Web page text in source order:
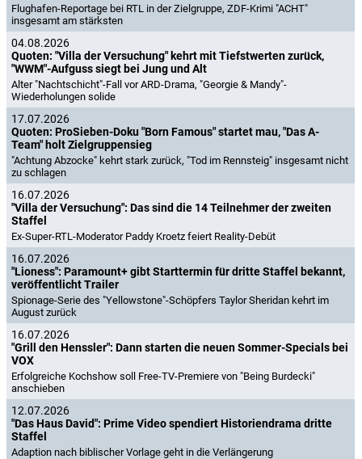
Flughafen-Reportage bei RTL in der Zielgruppe, ZDF-Krimi "ACHT"
insgesamt am stärksten
04.08.2026
Quoten: "Villa der Versuchung" kehrt mit Tiefstwerten zurück,
"WWM"-Aufguss siegt bei Jung und Alt
Alter "Nachtschicht"-Fall vor ARD-Drama, "Georgie & Mandy"-
Wiederholungen solide
17.07.2026
Quoten: ProSieben-Doku "Born Famous" startet mau, "Das A-
Team" holt Zielgruppensieg
"Achtung Abzocke" kehrt stark zurück, "Tod im Rennsteig" insgesamt nicht
zu schlagen
16.07.2026
"Villa der Versuchung": Das sind die 14 Teilnehmer der zweiten
Staffel
Ex-Super-RTL-Moderator Paddy Kroetz feiert Reality-Debüt
16.07.2026
"Lioness": Paramount+ gibt Starttermin für dritte Staffel bekannt,
veröffentlicht Trailer
Spionage-Serie des "Yellowstone"-Schöpfers Taylor Sheridan kehrt im
August zurück
16.07.2026
"Grill den Henssler": Dann starten die neuen Sommer-Specials bei
VOX
Erfolgreiche Kochshow soll Free-TV-Premiere von "Being Burdecki"
anschieben
12.07.2026
"Das Haus David": Prime Video spendiert Historiendrama dritte
Staffel
Adaption nach biblischer Vorlage geht in die Verlängerung